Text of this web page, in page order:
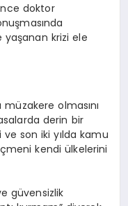
doktor
krizi ele
olmasını
derin bir
son iki yılda kamu
kendi ülkelerini
güvensizlik